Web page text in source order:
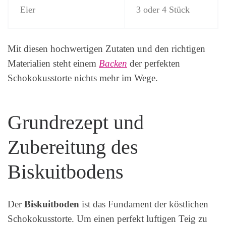
Eier 3 oder 4 Stück
Mit diesen hochwertigen Zutaten und den richtigen
Materialien steht einem Backen der perfekten
Schokokusstorte nichts mehr im Wege.
Grundrezept und
Zubereitung des
Biskuitbodens
DerBiskuitboden ist das Fundament der köstlichen
Schokokusstorte. Um einen perfekt luftigen Teig zu